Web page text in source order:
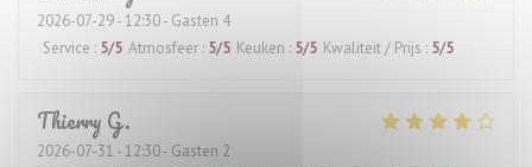
2026-07-29- 12:30 - Gasten 4
Service : 5/5 Atmosfeer : 5/5 Keuken : 5/5 Kwaliteit / Prijs : 5/5
Thierry G
2026-07-31 - 12:30 - Gasten 2